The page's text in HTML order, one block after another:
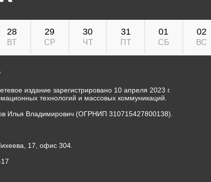
28
ВТ
29
СР
30
ЧТ
31
ПТ
01
СБ
02
ВС
издание зарегистрировано 10 апреля 2023 г.
технологий и массовых коммуникаций.
Илья Владимирович (ОГРНИП 310715427800138).
17, офис 304.